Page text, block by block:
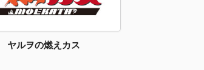
ヤルヲの燃えカス